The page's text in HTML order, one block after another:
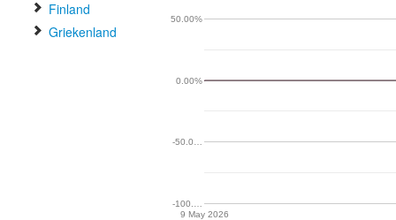
Finland
Griekenland
9 May 2026
-100.…
-50.0…
0.00%
50.00%